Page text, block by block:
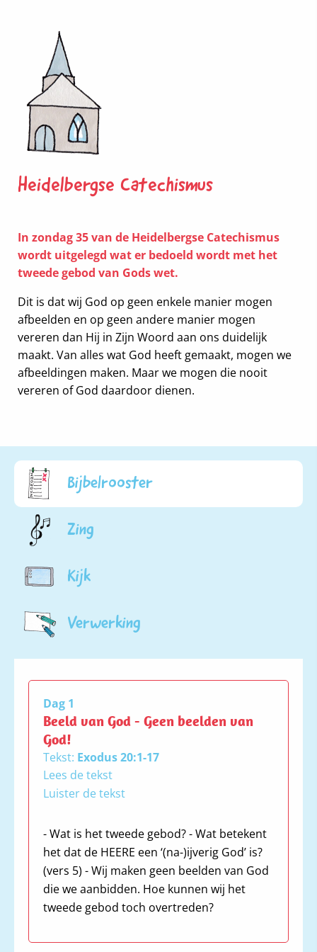
Heidelbergse Catechismus
In zondag 35 van de Heidelbergse Catechismus
wordt uitgelegd wat er bedoeld wordt met het
tweede gebod van Gods wet.
Dit is dat wij God op geen enkele manier mogen
afbeelden en op geen andere manier mogen
vereren dan Hij in Zijn Woord aan ons duidelijk
maakt. Van alles wat God heeft gemaakt, mogen we
afbeeldingen maken. Maar we mogen die nooit
vereren of God daardoor dienen.
Bijbelrooster
Zing
Kijk
Verwerking
Dag 1
Beeld van God - Geen beelden van
God!
Tekst: Exodus 20:1-17
Lees de tekst
Luister de tekst
1 Toen sprak God al deze woorden: 2
Ik ben de HEERE, uw God, Die u uit
het land Egypte, uit het slavenhuis,
geleid heeft. 3 U zult geen andere
goden voor Mijn aangezicht hebben.
- Wat is het tweede gebod? - Wat betekent
het dat de HEERE een ‘(na-)ijverig God’ is?
(vers 5) - Wij maken geen beelden van God
die we aanbidden. Hoe kunnen wij het
tweede gebod toch overtreden?